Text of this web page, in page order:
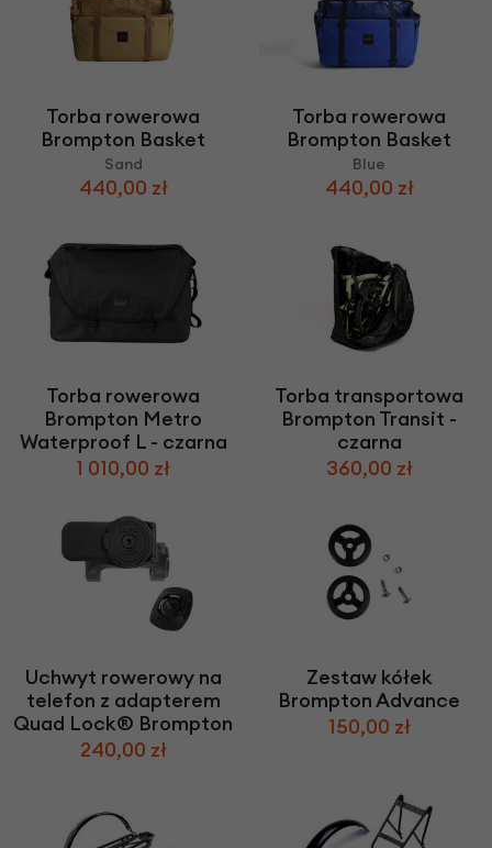
Torba rowerowa
Brompton Basket
Sand
440,00 zł
Torba rowerowa
Brompton Basket
Blue
440,00 zł
Torba rowerowa
Brompton Metro
Waterproof L - czarna
1 010,00 zł
Torba transportowa
Brompton Transit -
czarna
360,00 zł
Uchwyt rowerowy na
telefon z adapterem
Quad Lock® Brompton
240,00 zł
Zestaw kółek
Brompton Advance
150,00 zł